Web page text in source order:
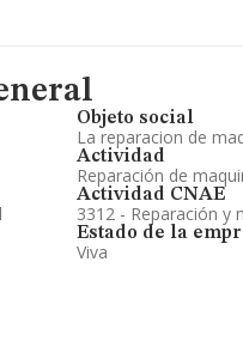
Objeto social
La reparacion de
Actividad
Reparación de
Actividad CNAE
3312 - Reparación y
Estado de la
Viva